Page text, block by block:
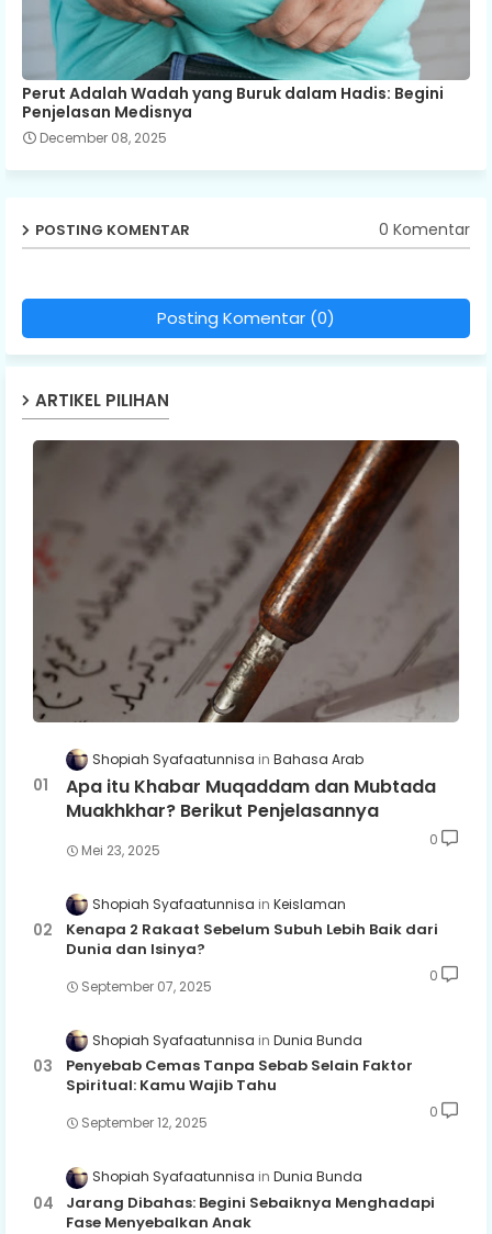
Perut Adalah Wadah yang Buruk dalam Hadis: Begini
Penjelasan Medisnya
December 08, 2025
POSTING KOMENTAR 0 Komentar
Posting Komentar (0)
ARTIKEL PILIHAN
Shopiah Syafaatunnisa Bahasa Arab
Apa itu Khabar Muqaddam dan Mubtada
Muakhkhar? Berikut Penjelasannya
Mei 23, 2025
0
Shopiah Syafaatunnisa Keislaman
Kenapa 2 Rakaat Sebelum Subuh Lebih Baik dari
Dunia dan Isinya?
September 07, 2025
0
Shopiah Syafaatunnisa Dunia Bunda
Penyebab Cemas Tanpa Sebab Selain Faktor
Spiritual: Kamu Wajib Tahu
September 12, 2025
0
Shopiah Syafaatunnisa Dunia Bunda
Jarang Dibahas: Begini Sebaiknya Menghadapi
Fase Menyebalkan Anak